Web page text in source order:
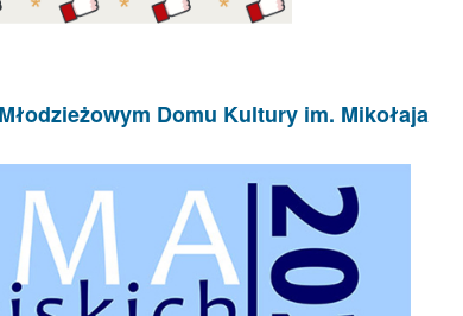
Domu Kultury im. Mikołaja